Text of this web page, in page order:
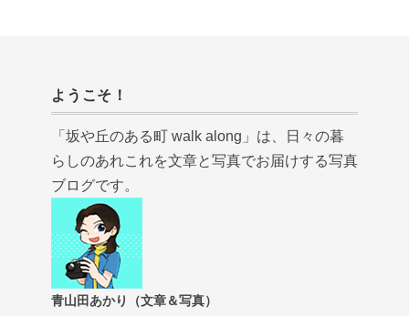
ようこそ！
「坂や丘のある町 walk along」は、日々の暮
らしのあれこれを文章と写真でお届けする写真
ブログです。
青山田あかり（文章＆写真）